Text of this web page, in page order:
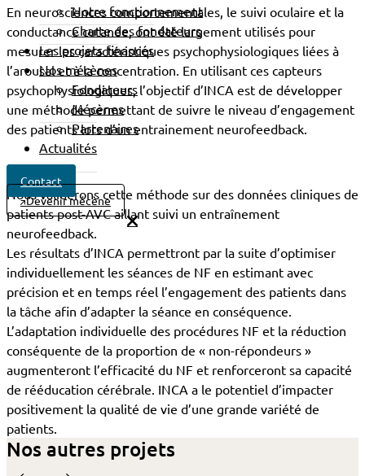
Notre fonctionnement
Charte des fondateurs
Les projets financés
Nos mécènes
Fondateurs
Mécènes
Partenaires
Actualités
Contact
Devenir mécène
En neurosciences comportementales, le suivi oculaire et la
conductance cutanée, ont été largement utilisés pour
mesurer les caractéristiques psychophysiologiques liées à
l’arousal et à la concentration. En utilisant ces capteurs
psychophysiologiques, l’objectif d’INCA est de développer
une méthode permettant de suivre le niveau d’engagement
des patients lors d’un entrainement neurofeedback.
Nous validerons cette méthode sur des données cliniques de
patients post-AVC aillant suivi un entraînement
neurofeedback.
Les résultats d’INCA permettront par la suite d’optimiser
individuellement les séances de NF en estimant avec
précision et en temps réel l’engagement des patients dans
la tâche afin d’adapter la séance en conséquence.
L’adaptation individuelle des procédures NF et la réduction
conséquente de la proportion de « non-répondeurs »
augmenteront l’efficacité du NF et renforceront sa capacité
de rééducation cérébrale. INCA a le potentiel d’impacter
positivement la qualité de vie d’une grande variété de
patients.
Nos autres projets